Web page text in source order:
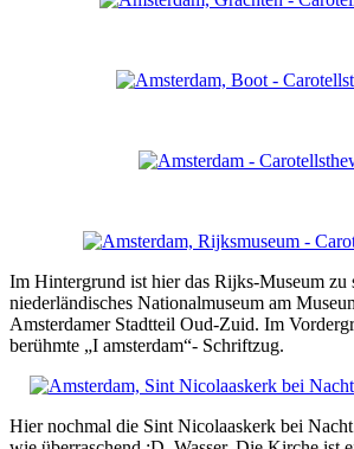
Im Hintergrund ist hier das Rijks-Museum zu
niederländisches Nationalmuseum am
Amsterdamer Stadtteil Oud-Zuid. Im
berühmte „I amsterdam“- Schriftzug.
Hier nochmal die Sint Nicolaaskerk bei